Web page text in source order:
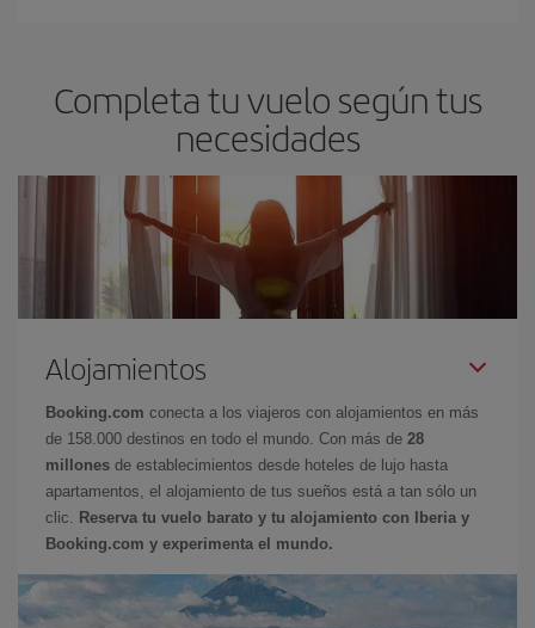
Completa tu vuelo según tus
necesidades
Alojamientos
Booking.com conecta a los viajeros con alojamientos en más
de 158.000 destinos en todo el mundo. Con más de 28
millones de establecimientos desde hoteles de lujo hasta
apartamentos, el alojamiento de tus sueños está a tan sólo un
clic.
Reserva tu vuelo barato y tu alojamiento con Iberia y
Booking.com y experimenta el mundo.